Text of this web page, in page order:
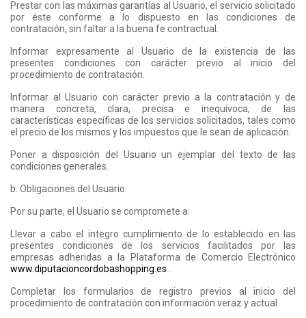
Prestar con las máximas garantías al Usuario, el servicio solicitado
por éste conforme a lo dispuesto en las condiciones de
contratación, sin faltar a la buena fe contractual.
Informar expresamente al Usuario de la existencia de las
presentes condiciones con carácter previo al inicio del
procedimiento de contratación.
Informar al Usuario con carácter previo a la contratación y de
manera concreta, clara, precisa e inequívoca, de las
características específicas de los servicios solicitados, tales como
el precio de los mismos y los impuestos que le sean de aplicación.
Poner a disposición del Usuario un ejemplar del texto de las
condiciones generales.
b. Obligaciones del Usuario
Por su parte, el Usuario se compromete a:
Llevar a cabo el íntegro cumplimiento de lo establecido en las
presentes condiciones de los servicios facilitados por las
empresas adheridas a la Plataforma de Comercio Electrónico
www.diputacioncordobashopping.es
Completar los formularios de registro previos al inicio del
procedimiento de contratación con información veraz y actual.